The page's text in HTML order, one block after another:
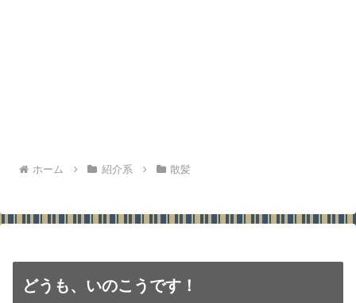
ホーム 紹介系 散髪
どうも、いのこうです！